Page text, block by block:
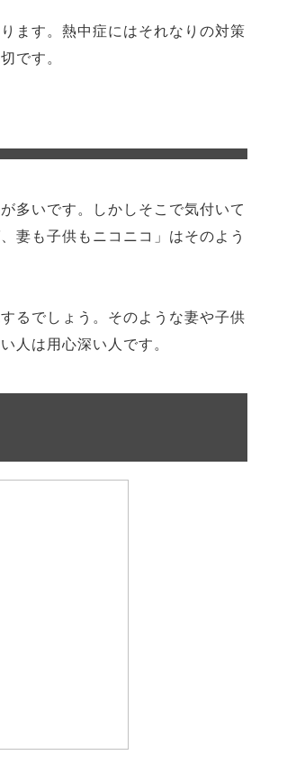
ます。熱中症にはそれなりの対策
です。
多いです。しかしそこで気付いて
妻も子供もニコニコ」はそのよう
るでしょう。そのような妻や子供
人は用心深い人です。